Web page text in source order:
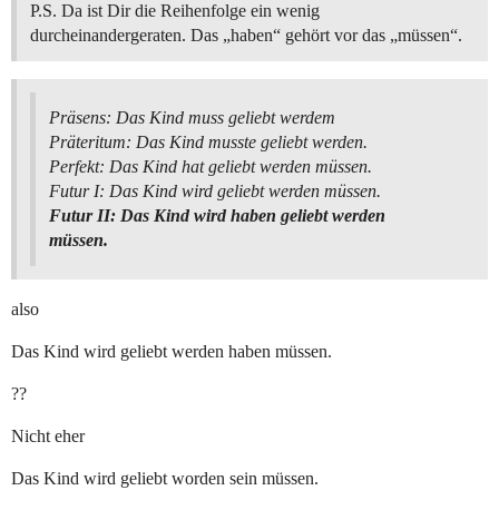
P.S. Da ist Dir die Reihenfolge ein wenig
durcheinandergeraten. Das „haben“ gehört vor das „müssen“.
Präsens: Das Kind muss geliebt werdem
Präteritum: Das Kind musste geliebt werden.
Perfekt: Das Kind hat geliebt werden müssen.
Futur I: Das Kind wird geliebt werden müssen.
Futur II: Das Kind wird haben geliebt werden
müssen.
also
Das Kind wird geliebt werden haben müssen.
??
Nicht eher
Das Kind wird geliebt worden sein müssen.